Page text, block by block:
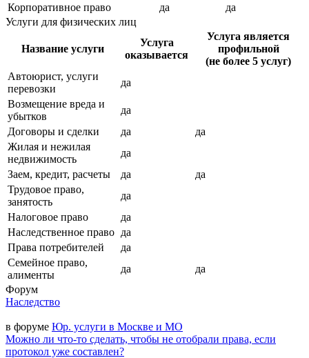
Корпоративное право
да
да
Услуги для физических лиц
Название услуги
Услуга
оказывается
Услуга является
профильной
(не более 5 услуг)
Автоюрист, услуги
перевозки
да
Возмещение вреда и
убытков
да
Договоры и сделки
да
да
Жилая и нежилая
недвижимость
да
Заем, кредит, расчеты
да
да
Трудовое право,
занятость
да
Налоговое право
да
Наследственное право да
Права потребителей
да
Семейное право,
алименты
да
да
Форум
Наследство
в форуме Юр. услуги в Москве и МО
Можно ли что-то сделать, чтобы не отобрали права, если
протокол уже составлен?